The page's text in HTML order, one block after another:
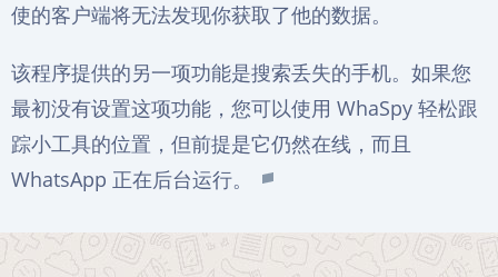
使的客户端将无法发现你获取了他的数据。
该程序提供的另一项功能是搜索丢失的手机。如果您
最初没有设置这项功能，您可以使用 WhaSpy 轻松跟
踪小工具的位置，但前提是它仍然在线，而且
WhatsApp 正在后台运行。